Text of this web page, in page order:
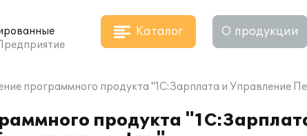
Каталог О продукции
программного продукта "1С:Зарплата и Управление
продукта